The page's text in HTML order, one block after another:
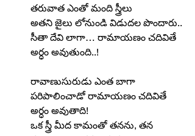
తరువాత ఎంతో మంది స్త్రీలు
అతని జైలు లోనుండి విడుదల పొందారు..
సీతా దేవి లాగా… రామాయణం చదివితే
అర్ధం అవుతుంది..!
రావాణుసురుడు ఎంత బాగా
పరిపాలించాడో రామాయణం చదివితే
అర్ధం అవుతాది!
ఒక స్త్రీ మీద కామంతో తనను, తన